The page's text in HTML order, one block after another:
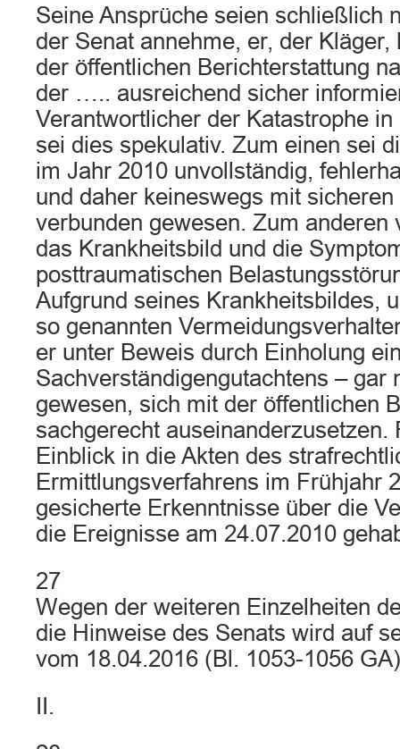
Seine Ansprüche seien schließlich
der Senat annehme, er, der Kläger,
der öffentlichen Berichterstattung
der ….. ausreichend sicher
Verantwortlicher der Katastrophe
sei dies spekulativ. Zum einen sei
im Jahr 2010 unvollständig,
und daher keineswegs mit
verbunden gewesen. Zum anderen
das Krankheitsbild und die
posttraumatischen
Aufgrund seines Krankheitsbildes,
so genannten
er unter Beweis durch Einholung
Sachverständigengutachtens – gar
gewesen, sich mit der öffentlichen
sachgerecht auseinanderzusetzen.
Einblick in die Akten des
Ermittlungsverfahrens im Frühjahr
gesicherte Erkenntnisse über die
die Ereignisse am 24.07.2010
27
Wegen der weiteren Einzelheiten
die Hinweise des Senats wird auf
vom 18.04.2016 (Bl. 1053-1056
II.